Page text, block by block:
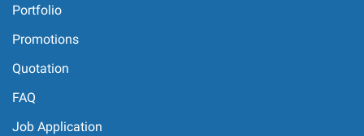
Portfolio
Promotions
Quotation
FAQ
Job Application